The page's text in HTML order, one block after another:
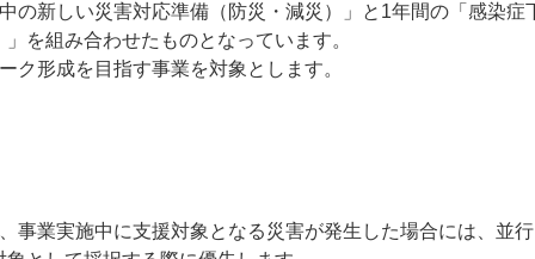
の新しい災害対応準備（防災・減災）」と1年間の「感染症
を組み合わせたものとなっています。
ク形成を目指す事業を対象とします。
事業実施中に支援対象となる災害が発生した場合には、並